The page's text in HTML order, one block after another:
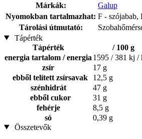
Márkák:
Galup
Nyomokban tartalmazhat: F -
Tárolási útmutató:
Tápérték
Tápérték
/ 100 g
energia tartalom / energia 1595 / 381 kj /
zsír
17 g
ebből telített zsírsavak
12,5 g
szénhidrát
47 g
ebből cukor
31 g
fehérje
8,5 g
só
0,39 g
Összetevők